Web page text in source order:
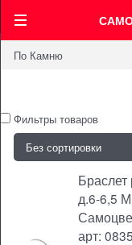
По Камню
Фильтры товаров
Браслет
д.6-6,5
арт: